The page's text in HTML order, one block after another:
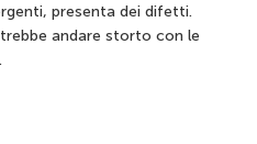
presenta dei difetti.
andare storto con le